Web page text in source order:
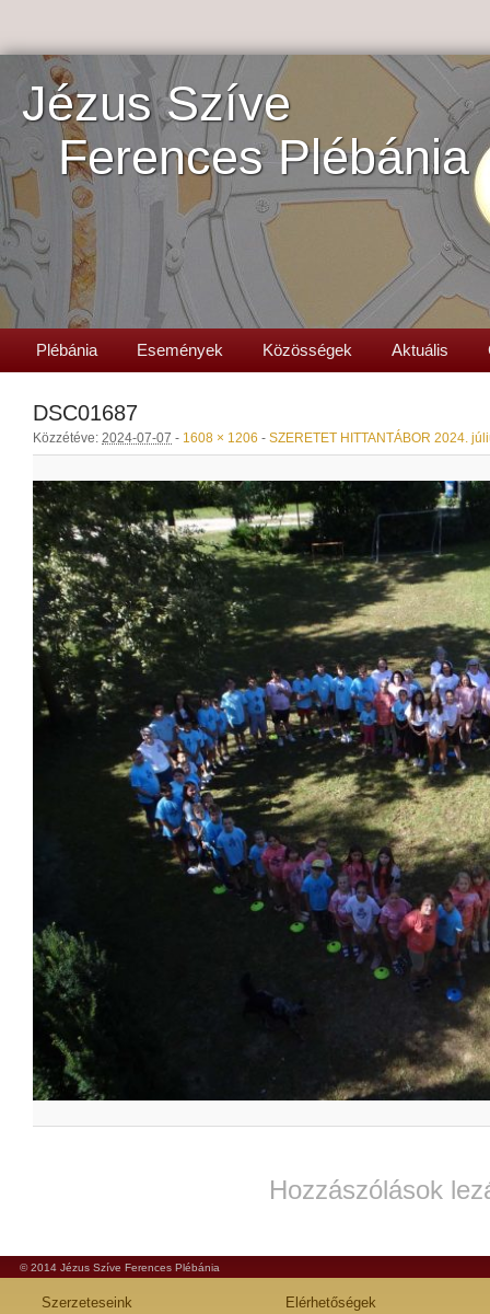
Jézus Szíve
Ferences Plébánia
Plébánia Események Közösségek Aktuális
DSC01687
Közzétéve: 2024-07-07 - 1608 × 1206 - SZERETET HITTANTÁBOR 2024.
Hozzászólások
© 2014 Jézus Szíve Ferences Plébánia
Szerzeteseink
Elérhetőségek